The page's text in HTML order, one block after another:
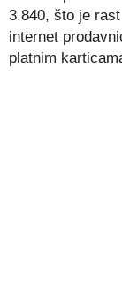
3.840, što je
internet
platnim